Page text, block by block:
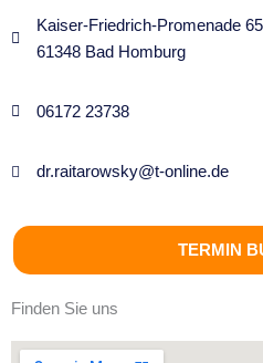
Kaiser-Friedrich-Promenade 65
61348 Bad Homburg
06172 23738
dr.raitarowsky@t-online.de
TERMIN
Finden Sie uns